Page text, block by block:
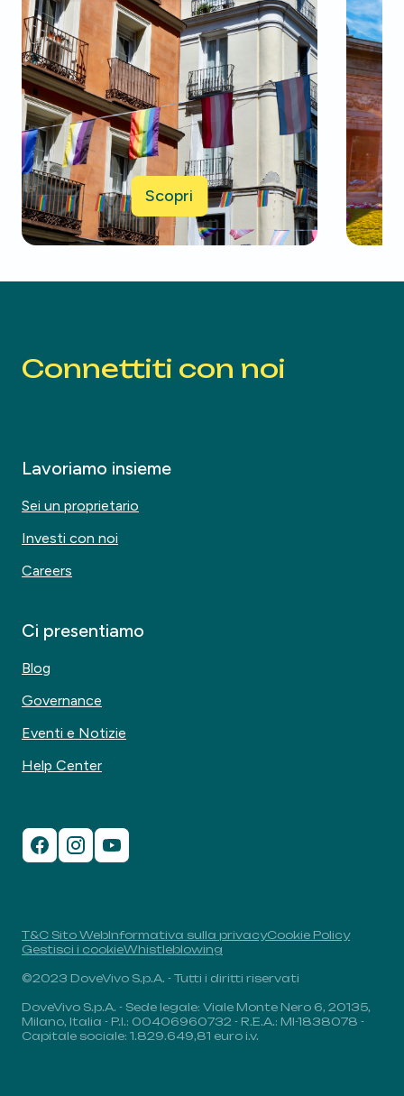
Scopri
Connettiti con noi
Lavoriamo insieme
Sei un proprietario
Investi con noi
Careers
Ci presentiamo
Blog
Governance
Eventi e Notizie
Help Center
T&C Sito WebInformativa sulla privacyCookie Policy
Gestisci i cookieWhistleblowing
©2023 DoveVivo S.p.A. - Tutti i diritti riservati
DoveVivo S.p.A. - Sede legale: Viale Monte Nero 6, 20135,
Milano, Italia - P.I.: 00406960732 - R.E.A.: MI-1838078 -
Capitale sociale: 1.829.649,81 euro i.v.